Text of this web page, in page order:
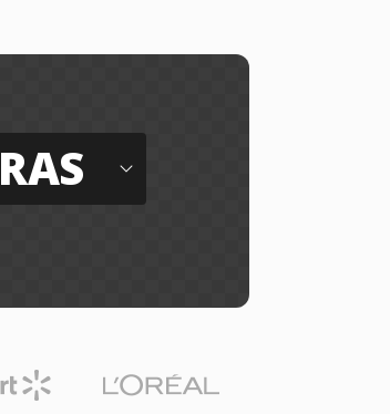
RAS